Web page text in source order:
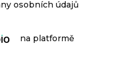
osobních údajů
na platformě